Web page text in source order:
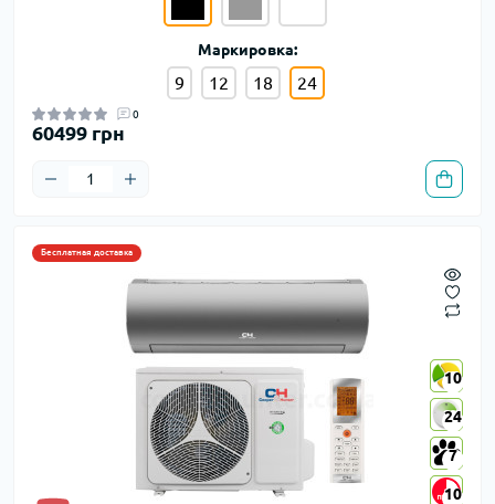
Маркировка:
9 12 18 24
0
60499 грн
Бесплатная доставка
10
24
7
10
10
24
7
10